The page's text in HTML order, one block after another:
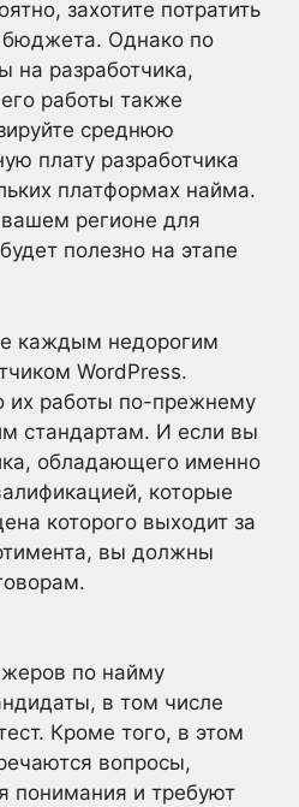
захотите потратить
Однако по
на разработчика,
работы также
среднюю
плату разработчика
платформах найма.
регионе для
полезно на этапе
каждым недорогим
WordPress.
их работы по-прежнему
стандартам. И если вы
обладающего именно
которые
которого выходит за
вы должны
по найму
в том числе
Кроме того, в этом
вопросы,
понимания и требуют